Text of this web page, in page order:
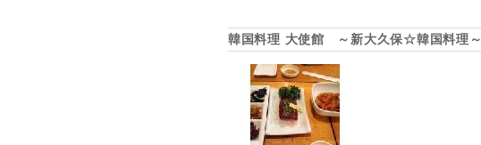
韓国料理 大使館 ～新大久保☆韓国料理～